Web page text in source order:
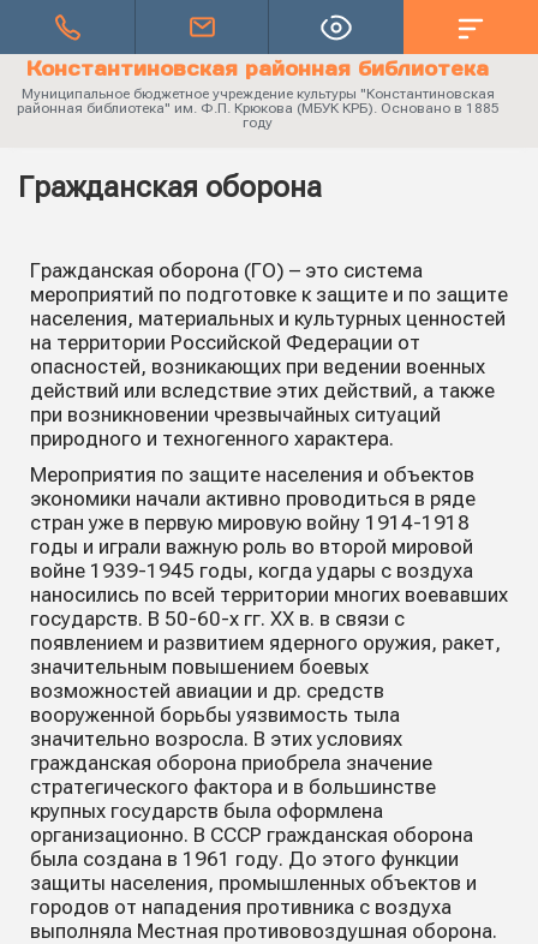
Константиновская районная библиотека
Муниципальное бюджетное учреждение культуры "Константиновская
районная библиотека" им. Ф.П. Крюкова (МБУК КРБ). Основано в 1885
году
Гражданская оборона
Гражданская оборона (ГО) – это система
мероприятий по подготовке к защите и по защите
населения, материальных и культурных ценностей
на территории Российской Федерации от
опасностей, возникающих при ведении военных
действий или вследствие этих действий, а также
при возникновении чрезвычайных ситуаций
природного и техногенного характера.
Мероприятия по защите населения и объектов
экономики начали активно проводиться в ряде
стран уже в первую мировую войну 1914-1918
годы и играли важную роль во второй мировой
войне 1939-1945 годы, когда удары с воздуха
наносились по всей территории многих воевавших
государств. В 50-60-х гг. XX в. в связи с
появлением и развитием ядерного оружия, ракет,
значительным повышением боевых
возможностей авиации и др. средств
вооруженной борьбы уязвимость тыла
значительно возросла. В этих условиях
гражданская оборона приобрела значение
стратегического фактора и в большинстве
крупных государств была оформлена
организационно. В СССР гражданская оборона
была создана в 1961 году. До этого функции
защиты населения, промышленных объектов и
городов от нападения противника с воздуха
выполняла Местная противовоздушная оборона.